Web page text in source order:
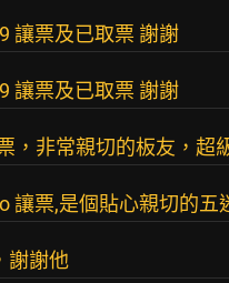
讓票及已取票 謝謝
讓票及已取票 謝謝
，非常親切的板友，超
讓票,是個貼心親切的五
謝謝他